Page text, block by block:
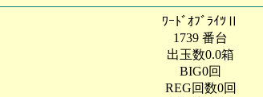
ﾜｰﾄﾞｵﾌﾞﾗｲﾂⅡ
1739 番台
出玉数0.0箱
BIG0回
REG回数0回